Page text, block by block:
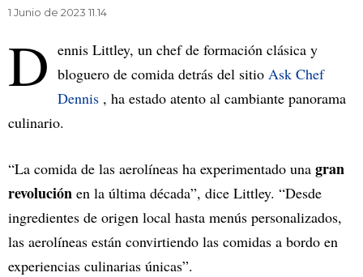
1 Junio de 2023 11.14
D ennis Littley, un chef de formación clásica y
bloguero de comida detrás del sitio Ask Chef
Dennis , ha estado atento al cambiante panorama
culinario.
“La comida de las aerolíneas ha experimentado una gran
revolución en la última década”, dice Littley. “Desde
ingredientes de origen local hasta menús personalizados,
las aerolíneas están convirtiendo las comidas a bordo en
experiencias culinarias únicas”.